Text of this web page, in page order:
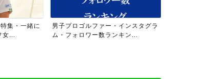
ンスタグラ
ン...
女子プロゴルファー・インスタグラ
ム・フォロワー数ランキン...